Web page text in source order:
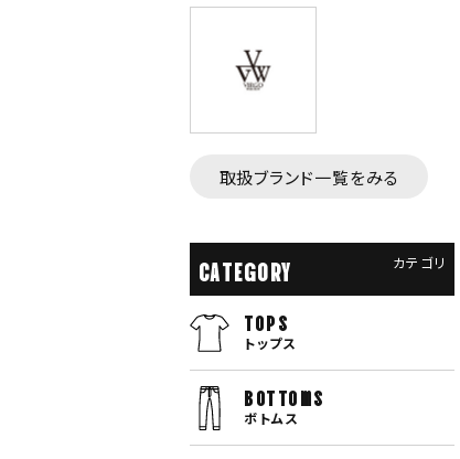
取扱ブランド一覧をみる
CATEGORY カテゴリ
TOPS
トップス
bottoms
ボトムス